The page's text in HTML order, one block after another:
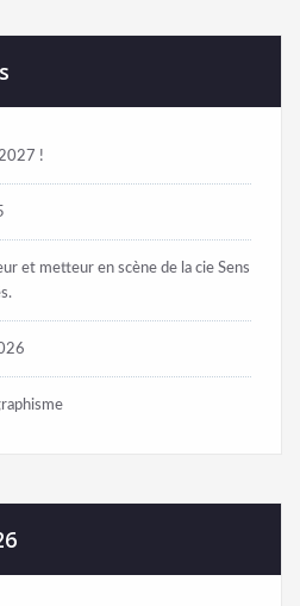
!
et metteur en scène de la cie Sens